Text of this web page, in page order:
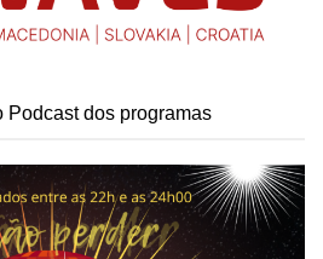
Podcast dos programas